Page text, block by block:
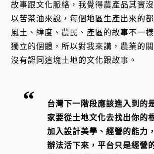
故事跟文化脈絡，我覺得農產品其實沒
以苦茶油來說，每個地區生產出來的
風土、緯度、農民、產區的故事不一
獨立的個體，所以對我來講，農業的
沒有認同這塊土地的文化跟故事。
台灣下一階段應該進入到的
家要從土地文化去找出你的
加入設計美學、經營的能力
辦法活下來，平台只是經營